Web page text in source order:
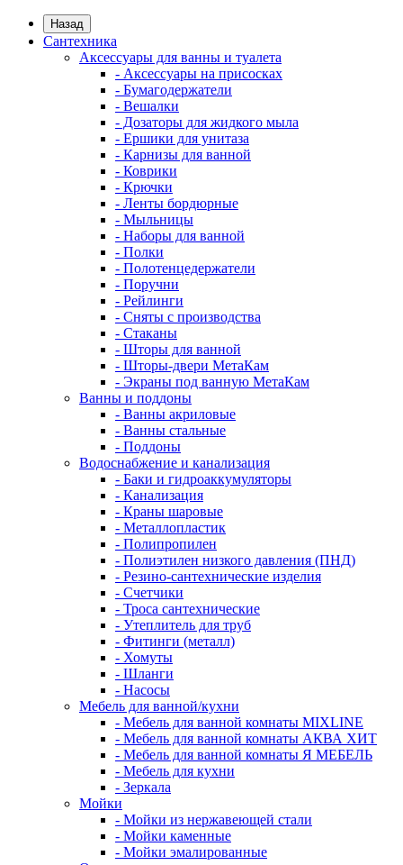
Назад
Сантехника
Аксессуары для ванны и туалета
- Аксессуары на присосках
- Бумагодержатели
- Вешалки
- Дозаторы для жидкого мыла
- Ершики для унитаза
- Карнизы для ванной
- Коврики
- Крючки
- Ленты бордюрные
- Мыльницы
- Наборы для ванной
- Полки
- Полотенцедержатели
- Поручни
- Рейлинги
- Сняты с производства
- Стаканы
- Шторы для ванной
- Шторы-двери МетаКам
- Экраны под ванную МетаКам
Ванны и поддоны
- Ванны акриловые
- Ванны стальные
- Поддоны
Водоснабжение и канализация
- Баки и гидроаккумуляторы
- Канализация
- Краны шаровые
- Металлопластик
- Полипропилен
- Полиэтилен низкого давления (ПНД)
- Резино-сантехнические изделия
- Счетчики
- Троса сантехнические
- Утеплитель для труб
- Фитинги (металл)
- Хомуты
- Шланги
- Насосы
Мебель для ванной/кухни
- Мебель для ванной комнаты MIXLINE
- Мебель для ванной комнаты АКВА ХИТ
- Мебель для ванной комнаты Я МЕБЕЛЬ
- Мебель для кухни
- Зеркала
Мойки
- Мойки из нержавеющей стали
- Мойки каменные
- Мойки эмалированные